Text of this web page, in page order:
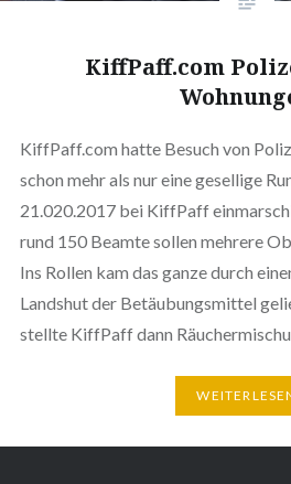
KiffPaff.com
KiffPaff.com hatte Besuch von
schon mehr als nur eine gesellige
21.020.2017 bei KiffPaff
rund 150 Beamte sollen mehrere
Ins Rollen kam das ganze durch
Landshut der Betäubungsmittel
stellte KiffPaff dann